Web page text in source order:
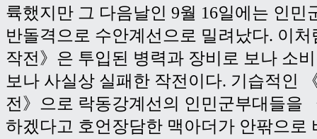
륙했지만 그 다음날인 9월 16일에는 인민
반돌격으로 수안계선으로 밀려났다. 이
작전》은 투입된 병력과 장비로 보나 소
보나 사실상 실패한 작전이다. 기습적인
전》으로 락동강계선의 인민군부대들을
하겠다고 호언장담한 맥아더가 안팎으로